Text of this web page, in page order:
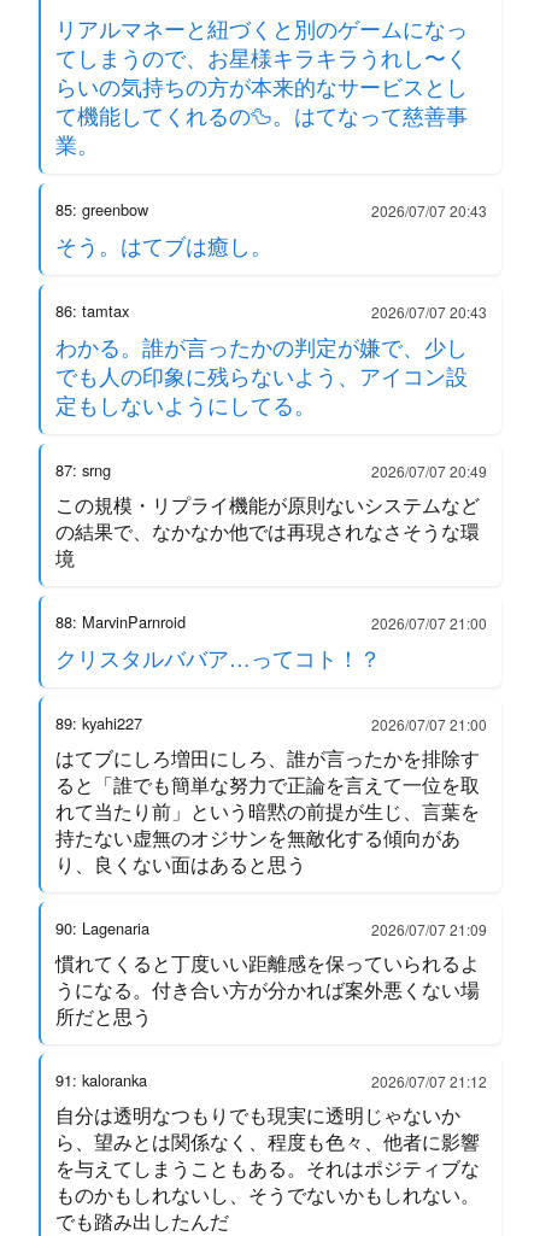
リアルマネーと紐づくと別のゲームになっ
てしまうので、お星様キラキラうれし〜く
らいの気持ちの方が本来的なサービスとし
て機能してくれるの🦆。はてなって慈善事
業。
85: greenbow 2026/07/07 20:43
そう。はてブは癒し。
86: tamtax 2026/07/07 20:43
わかる。誰が言ったかの判定が嫌で、少し
でも人の印象に残らないよう、アイコン設
定もしないようにしてる。
87: srng 2026/07/07 20:49
この規模・リプライ機能が原則ないシステムなど
の結果で、なかなか他では再現されなさそうな環
境
88: MarvinParnroid 2026/07/07 21:00
クリスタルババア…ってコト！？
89: kyahi227 2026/07/07 21:00
はてブにしろ増田にしろ、誰が言ったかを排除す
ると「誰でも簡単な努力で正論を言えて一位を取
れて当たり前」という暗黙の前提が生じ、言葉を
持たない虚無のオジサンを無敵化する傾向があ
り、良くない面はあると思う
90: Lagenaria 2026/07/07 21:09
慣れてくると丁度いい距離感を保っていられるよ
うになる。付き合い方が分かれば案外悪くない場
所だと思う
91: kaloranka 2026/07/07 21:12
自分は透明なつもりでも現実に透明じゃないか
ら、望みとは関係なく、程度も色々、他者に影響
を与えてしまうこともある。それはポジティブな
ものかもしれないし、そうでないかもしれない。
でも踏み出したんだ